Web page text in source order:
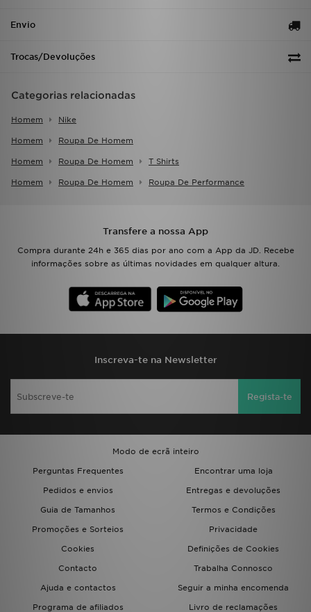
Envio
Trocas/Devoluções
Categorias relacionadas
Homem Nike
Homem Roupa De Homem
Homem Roupa De Homem T Shirts
Homem Roupa De Homem Roupa De Performance
Transfere a nossa App
Compra durante 24h e 365 dias por ano com a App da JD. Recebe
informações sobre as últimas novidades em qualquer altura.
Inscreva-te na Newsletter
Regista-te
Modo de ecrã inteiro
Perguntas Frequentes
Encontrar uma loja
Pedidos e envios
Entregas e devoluções
Guia de Tamanhos
Termos e Condições
Promoções e Sorteios
Privacidade
Cookies
Definições de Cookies
Contacto
Trabalha Connosco
Ajuda e contactos
Seguir a minha encomenda
Programa de afiliados
Livro de reclamações